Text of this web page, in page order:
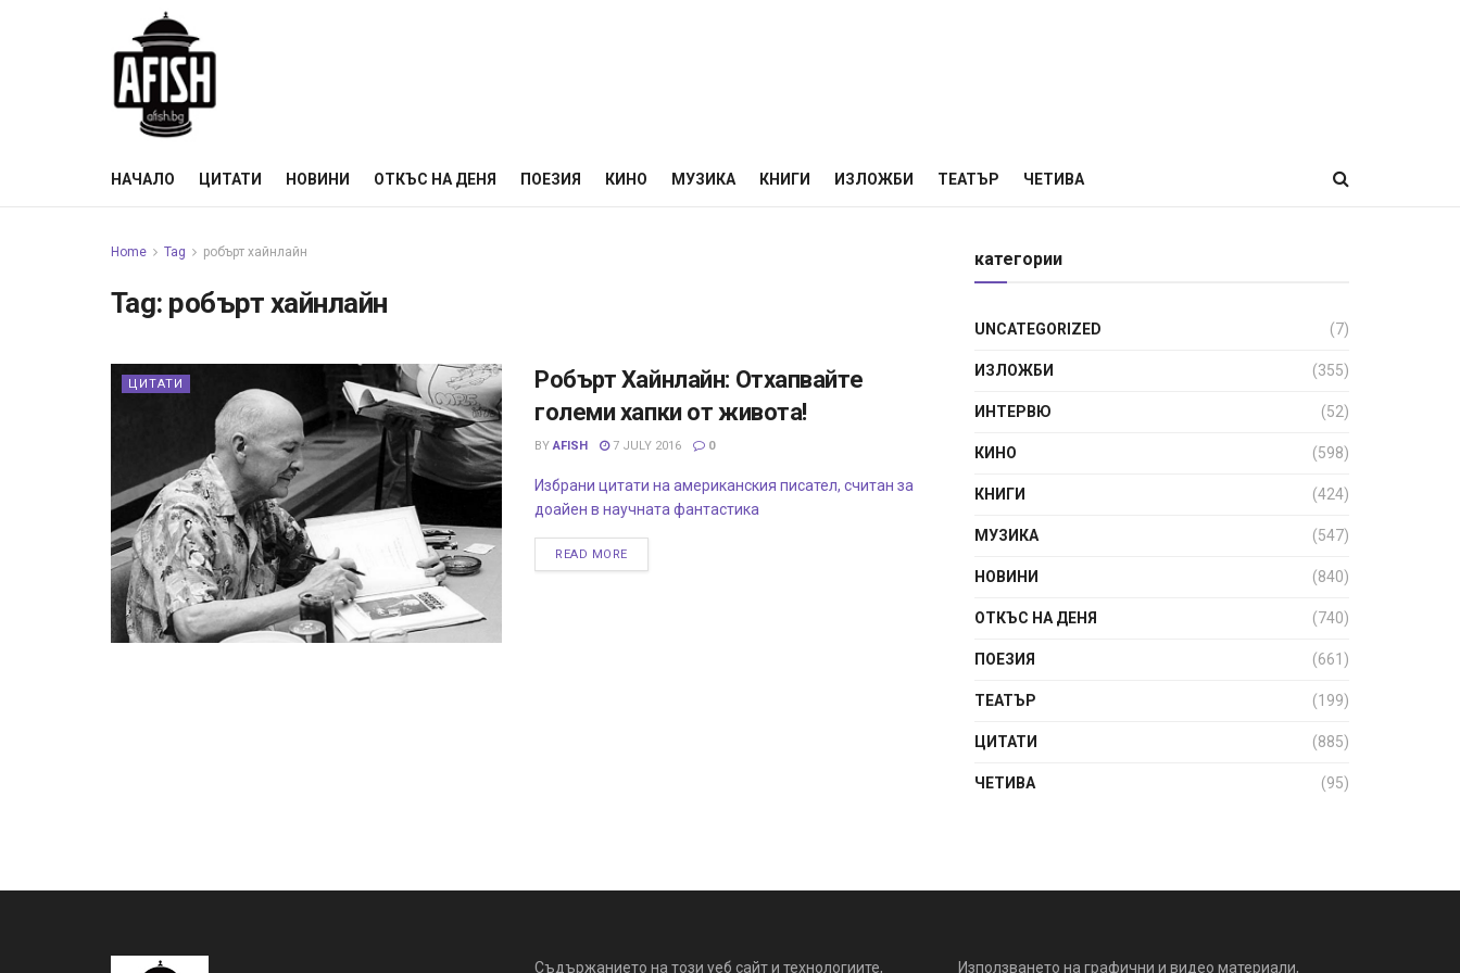
НАЧАЛО ЦИТАТИ НОВИНИ ОТКЪС НА ДЕНЯ ПОЕЗИЯ КИНО МУЗИКА КНИГИ ИЗЛОЖБИ ТЕАТЪР ЧЕТИВА
Home Tag робърт хайнлайн
Tag: робърт хайнлайн
ЦИТАТИ
Робърт Хайнлайн: Отхапвайте
големи хапки от живота!
BY AFISH 7 JULY 2016 0
Избрани цитати на американския писател, считан за
доайен в научната фантастика
READ MORE
категории
UNCATEGORIZED (7)
ИЗЛОЖБИ (355)
ИНТЕРВЮ (52)
КИНО (598)
КНИГИ (424)
МУЗИКА (547)
НОВИНИ (840)
ОТКЪС НА ДЕНЯ (740)
ПОЕЗИЯ (661)
ТЕАТЪР (199)
ЦИТАТИ (885)
ЧЕТИВА (95)
Съдържанието на този уеб сайт и технологиите, Използването на графични и видео материали,